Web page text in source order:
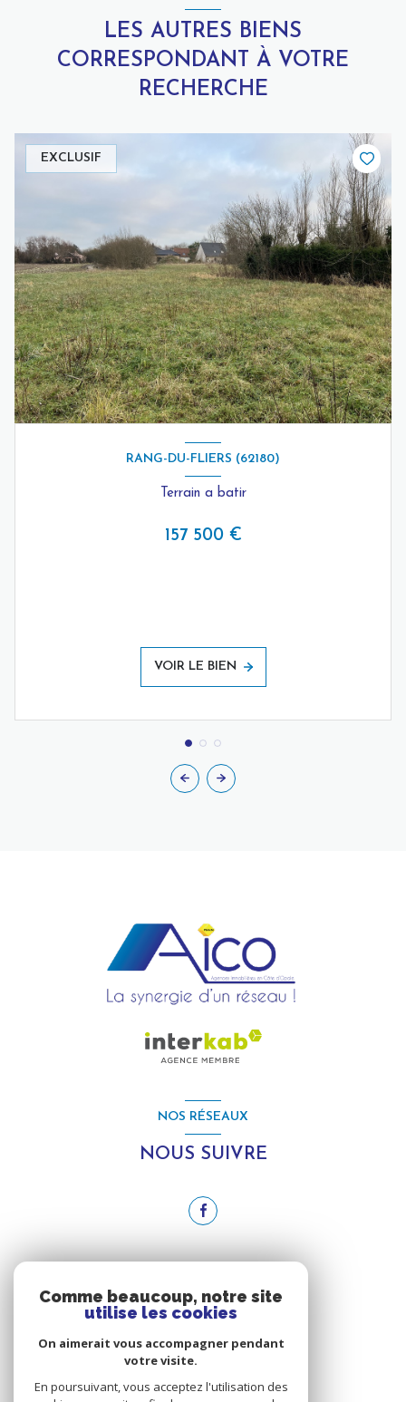
LES AUTRES BIENS
CORRESPONDANT À VOTRE
RECHERCHE
EXCLUSIF
RANG-DU-FLIERS (62180)
Terrain a batir
157 500 €
VOIR LE BIEN
NOS RÉSEAUX
NOUS SUIVRE
NOUS ADHÉRONS
Comme beaucoup, notre site
utilise les cookies
On aimerait vous accompagner pendant
votre visite.
En poursuivant, vous acceptez l'utilisation des